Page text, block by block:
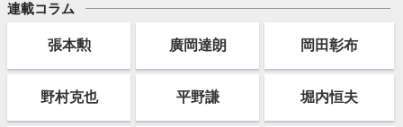
連載コラム
張本勲 廣岡達朗 岡田彰布
野村克也 平野謙 堀内恒夫